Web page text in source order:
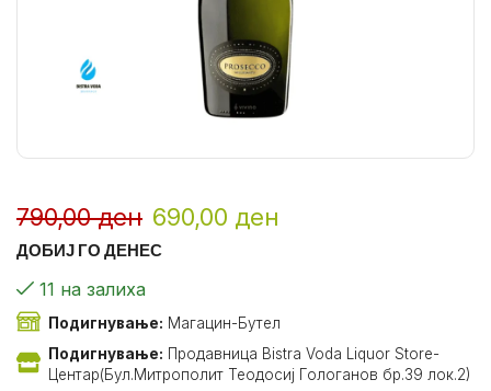
790,00ден 690,00 ден
ДОБИЈ ГО ДЕНЕС
11 на залиха
Подигнување: Магацин-Бутел
Подигнување: Продавница Bistra Voda Liquor Store-
Центар(Бул.Митрополит Теодосиј Гологанов бр.39 лок.2)